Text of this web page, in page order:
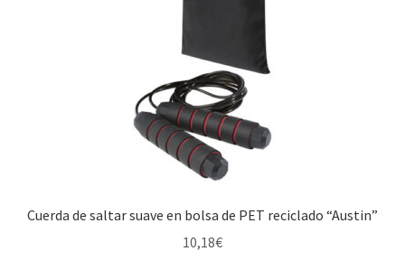
Cuerda de saltar suave en bolsa de PET reciclado “Austin”
10,18€